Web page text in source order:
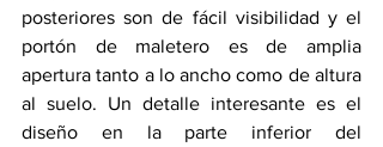
posteriores son de fácil visibilidad y el
portón de maletero es de amplia
apertura tanto a lo ancho como de altura
al suelo. Un detalle interesante es el
diseño en la parte inferior del